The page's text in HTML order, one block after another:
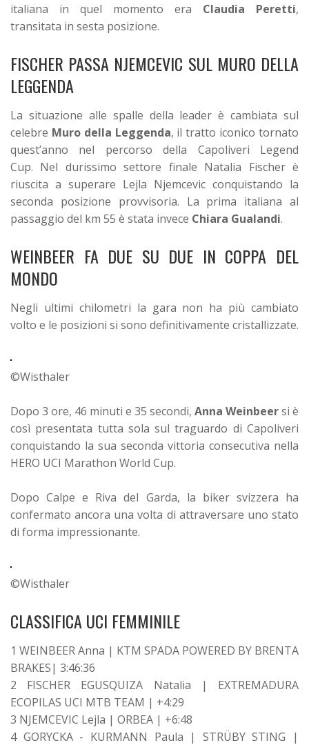
italiana in quel momento era Claudia Peretti,
transitata in sesta posizione.
FISCHER PASSA NJEMCEVIC SUL MURO DELLA
LEGGENDA
La situazione alle spalle della leader è cambiata sul
celebre Muro della Leggenda, il tratto iconico tornato
quest’anno nel percorso della Capoliveri Legend
Cup. Nel durissimo settore finale Natalia Fischer è
riuscita a superare Lejla Njemcevic conquistando la
seconda posizione provvisoria. La prima italiana al
passaggio del km 55 è stata invece Chiara Gualandi.
WEINBEER FA DUE SU DUE IN COPPA DEL
MONDO
Negli ultimi chilometri la gara non ha più cambiato
volto e le posizioni si sono definitivamente cristallizzate.
©Wisthaler
Dopo 3 ore, 46 minuti e 35 secondi, Anna Weinbeersi è
così presentata tutta sola sul traguardo di Capoliveri
conquistando la sua seconda vittoria consecutiva nella
HERO UCI Marathon World Cup.
Dopo Calpe e Riva del Garda, la biker svizzera ha
confermato ancora una volta di attraversare uno stato
di forma impressionante.
©Wisthaler
CLASSIFICA UCI FEMMINILE
1 WEINBEER Anna | KTM SPADA POWERED BY BRENTA
BRAKES| 3:46:36
2 FISCHER EGUSQUIZA Natalia | EXTREMADURA
ECOPILAS UCI MTB TEAM | +4:29
3 NJEMCEVIC Lejla | ORBEA | +6:48
4 GORYCKA - KURMANN Paula | STRÜBY STING |